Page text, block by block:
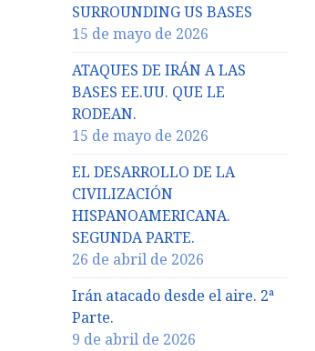
SURROUNDING US BASES
15 de mayo de 2026
ATAQUES DE IRÁN A LAS
BASES EE.UU. QUE LE
RODEAN.
15 de mayo de 2026
EL DESARROLLO DE LA
CIVILIZACIÓN
HISPANOAMERICANA.
SEGUNDA PARTE.
26 de abril de 2026
Irán atacado desde el aire. 2ª
Parte.
9 de abril de 2026